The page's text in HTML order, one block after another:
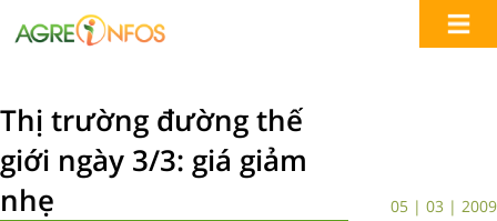
Thị trường đường thế
giới ngày 3/3: giá giảm
nhẹ
05 | 03 | 2009